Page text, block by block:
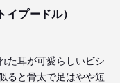
プードル）
た耳が可愛らしいビシ
ると骨太で足はやや短